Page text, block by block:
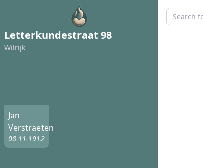
Letterkundestraat 98
Wilrijk
Jan
Verstraeten
08-11-1912